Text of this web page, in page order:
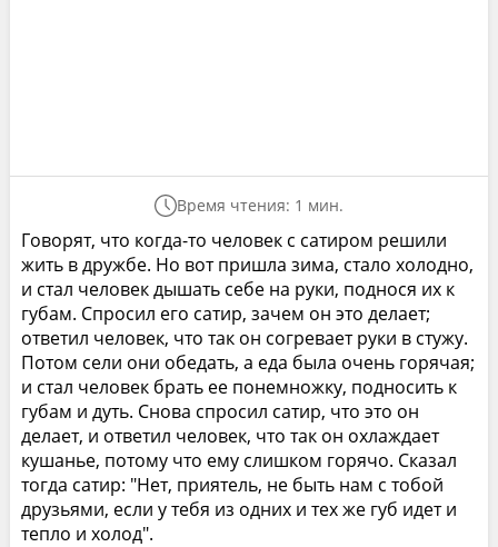
Время чтения: 1 мин.
Говорят, что когда-то человек с сатиром решили
жить в дружбе. Но вот пришла зима, стало холодно,
и стал человек дышать себе на руки, поднося их к
губам. Спросил его сатир, зачем он это делает;
ответил человек, что так он согревает руки в стужу.
Потом сели они обедать, а еда была очень горячая;
и стал человек брать ее понемножку, подносить к
губам и дуть. Снова спросил сатир, что это он
делает, и ответил человек, что так он охлаждает
кушанье, потому что ему слишком горячо. Сказал
тогда сатир: "Нет, приятель, не быть нам с тобой
друзьями, если у тебя из одних и тех же губ идет и
тепло и холод".